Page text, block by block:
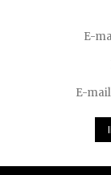
E-
E-